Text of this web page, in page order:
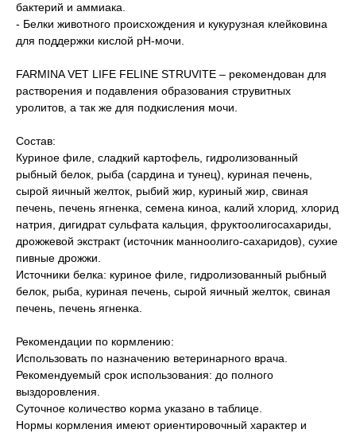
бактерий и аммиака.
- Белки животного происхождения и кукурузная клейковина
для поддержки кислой рН-мочи.
FARMINA VET LIFE FELINE STRUVITE – рекомендован для
растворения и подавления образования струвитных
уролитов, а так же для подкисления мочи.
Состав:
Куриное филе, сладкий картофель, гидролизованный
рыбный белок, рыба (сардина и тунец), куриная печень,
сырой яичный желток, рыбий жир, куриный жир, свиная
печень, печень ягненка, семена киноа, калий хлорид, хлорид
натрия, дигидрат сульфата кальция, фруктоолигосахариды,
дрожжевой экстракт (источник манноолиго-сахаридов), сухие
пивные дрожжи.
Источники белка: куриное филе, гидролизованный рыбный
белок, рыба, куриная печень, сырой яичный желток, свиная
печень, печень ягненка.
Рекомендации по кормлению:
Использовать по назначению ветеринарного врача.
Рекомендуемый срок использования: до полного
выздоровления.
Суточное количество корма указано в таблице.
Нормы кормления имеют ориентировочный характер и